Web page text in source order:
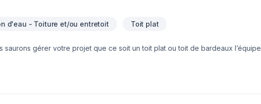
d'eau - Toiture et/ou entretoit Toit plat
gérer votre projet que ce soit un toit plat ou toit de bardeaux l’équipe